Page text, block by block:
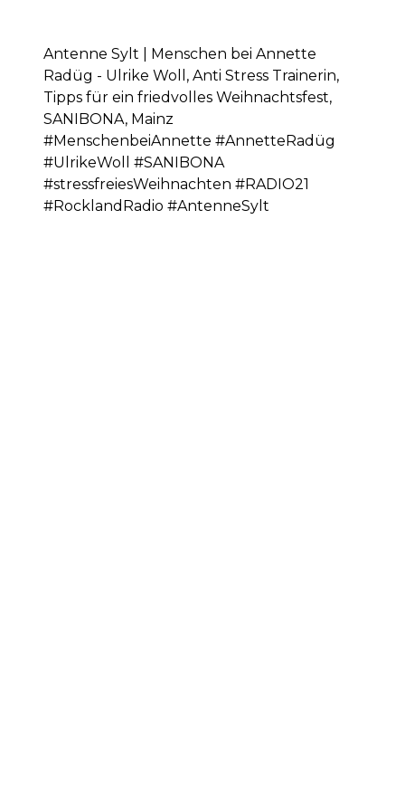
Antenne Sylt | Menschen bei Annette
Radüg - Ulrike Woll, Anti Stress Trainerin,
Tipps für ein friedvolles Weihnachtsfest,
SANIBONA, Mainz
#MenschenbeiAnnette #AnnetteRadüg
#UlrikeWoll #SANIBONA
#stressfreiesWeihnachten #RADIO21
#RocklandRadio #AntenneSylt